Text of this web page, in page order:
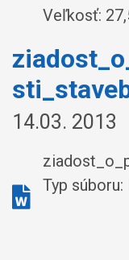
Veľkosť:
14.03. 2013
Typ